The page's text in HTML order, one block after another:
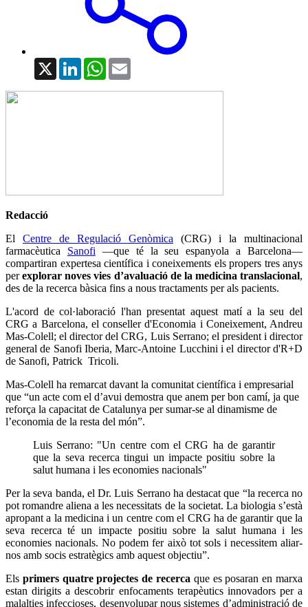
X LinkedInWhatsApp
Redacció
El Centre de Regulació Genòmica (CRG) i la multinacional
farmacèutica Sanofi—que té la seu espanyola a Barcelona—
compartiran expertesa científica i coneixements els propers tres anys
perexplorar noves vies d’avaluació de la medicina translacional,
des de la recerca bàsica fins a nous tractaments per als pacients.
L'acord de col·laboració l'han presentat aquest matí a la seu del
CRG a Barcelona, el conseller d'Economia i Coneixement, Andreu
Mas-Colell; el director del CRG, Luis Serrano; el president i director
general de Sanofi Iberia, Marc-Antoine Lucchini i el director d'R+D
de Sanofi, Patrick Tricoli.
Mas-Colell ha remarcat davant la comunitat científica i empresarial
que “un acte com el d’avui demostra que anem per bon camí, ja que
reforça la capacitat de Catalunya per sumar-se al dinamisme de
l’economia de la resta del món”.
Luis Serrano: "Un centre com el CRG ha de garantir
que la seva recerca tingui un impacte positiu sobre la
salut humana i les economies nacionals"
Per la seva banda, el Dr. Luis Serrano ha destacat que “la recerca no
pot romandre aliena a les necessitats de la societat. La biologia s’està
apropant a la medicina i un centre com el CRG ha de garantir que la
seva recerca té un impacte positiu sobre la salut humana i les
economies nacionals. No podem fer això tot sols i necessitem aliar-
nos amb socis estratègics amb aquest objectiu”.
Els primers quatre projectes de recerca que es posaran en marxa
estan dirigits a descobrir enfocaments terapèutics innovadors per a
malalties infeccioses, desenvolupar nous sistemes d’administració de